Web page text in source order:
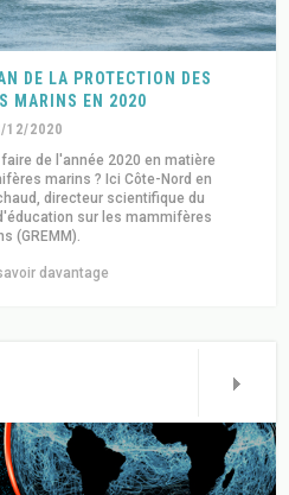
DE LA PROTECTION DES
MARINS EN 2020
12/2020
de l'année 2020 en matière
marins ? Ici Côte-Nord en
directeur scientifique du
sur les mammifères
(GREMM).
davantage